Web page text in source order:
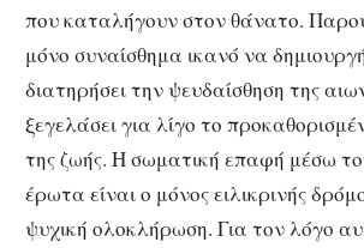
που καταλήγουν στον θάνατο.
μόνο συναίσθημα ικανό να
διατηρήσει την ψευδαίσθηση της
ξεγελάσει για λίγο το
της ζωής. Η σωματική επαφή μέσω
έρωτα είναι ο μόνος ειλικρινής
ψυχική ολοκλήρωση. Για τον λόγο